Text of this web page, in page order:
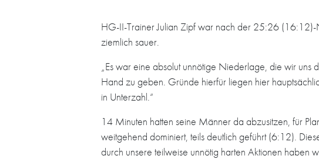
HG-II-Trainer Julian Zipf war nach der 25:26
ziemlich sauer.
„Es war eine absolut unnötige Niederlage, die wir uns
Hand zu geben. Gründe hierfür liegen hier
in Unterzahl.“
14 Minuten hatten seine Männer da abzusitzen, für
weitgehend dominiert, teils deutlich geführt (6:12).
durch unsere teilweise unnötig harten Aktionen